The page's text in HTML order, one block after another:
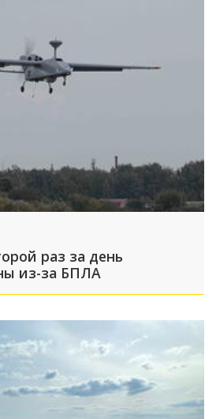
раз за день
из-за БПЛА